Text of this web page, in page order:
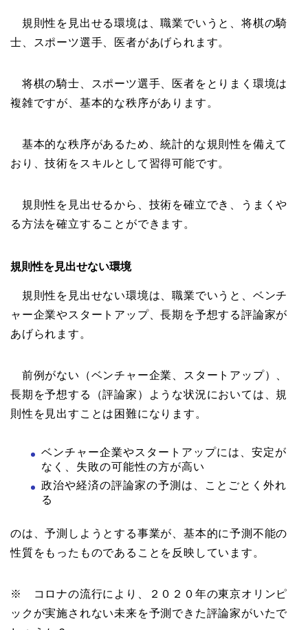
規則性を見出せる環境は、職業でいうと、将棋の騎
士、スポーツ選手、医者があげられます。
将棋の騎士、スポーツ選手、医者をとりまく環境は
複雑ですが、基本的な秩序があります。
基本的な秩序があるため、統計的な規則性を備えて
おり、技術をスキルとして習得可能です。
規則性を見出せるから、技術を確立でき、うまくや
る方法を確立することができます。
規則性を見出せない環境
規則性を見出せない環境は、職業でいうと、ベンチ
ャー企業やスタートアップ、長期を予想する評論家が
あげられます。
前例がない（ベンチャー企業、スタートアップ）、
長期を予想する（評論家）ような状況においては、規
則性を見出すことは困難になります。
ベンチャー企業やスタートアップには、安定が
なく、失敗の可能性の方が高い
政治や経済の評論家の予測は、ことごとく外れ
る
のは、予測しようとする事業が、基本的に予測不能の
性質をもったものであることを反映しています。
※ コロナの流行により、２０２０年の東京オリンピ
ックが実施されない未来を予測できた評論家がいたで